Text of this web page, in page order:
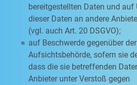
bereitgestellten Daten und auf
dieser Daten an andere
(vgl. auch Art. 20 DSGVO);
auf Beschwerde gegenüber der
Aufsichtsbehörde, sofern sie
dass die sie betreffenden
Anbieter unter Verstoß gegen